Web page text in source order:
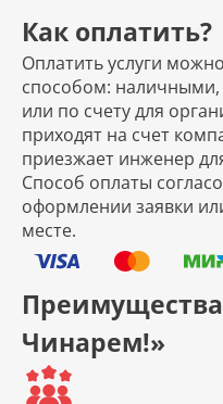
Как оплатить?
Оплатить услуги
способом: наличными,
или по счету для
приходят на счет
приезжает инженер
Способ оплаты
оформлении заявки
месте.
Чинарем!»